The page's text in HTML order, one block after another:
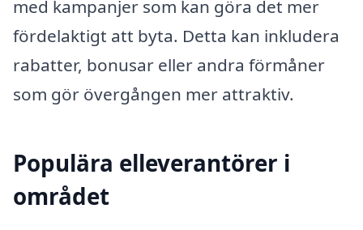
med kampanjer som kan göra det mer
fördelaktigt att byta. Detta kan inkludera
rabatter, bonusar eller andra förmåner
som gör övergången mer attraktiv.
Populära elleverantörer i
området